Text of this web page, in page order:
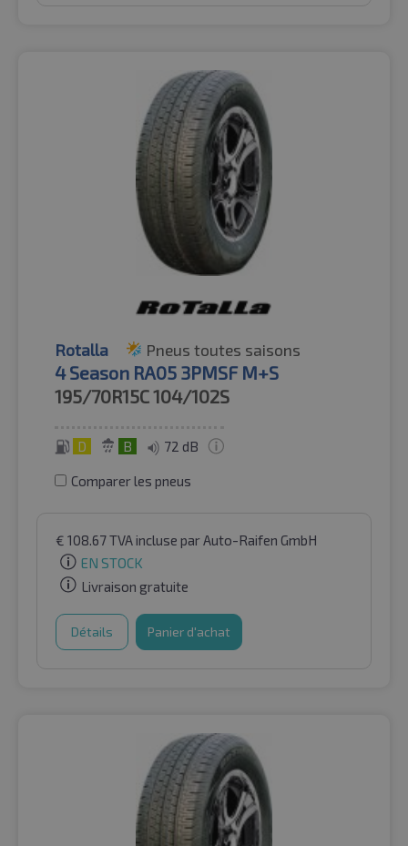
Rotalla Pneus toutes saisons
4 Season RA05 3PMSF M+S
195/70R15C104/102S
D B 72 dB
Comparer les pneus
€ 108.67TVA incluse par Auto-Raifen GmbH
EN STOCK
Livraison gratuite
Détails Panier d'achat